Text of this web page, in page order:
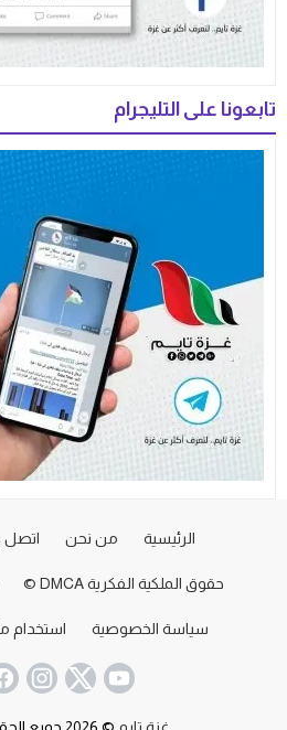
تابعونا على التليجرام
الرئيسية من نحن اتصل
حقوق الملكية الفكرية DMCA ©
سياسة الخصوصية استخدام